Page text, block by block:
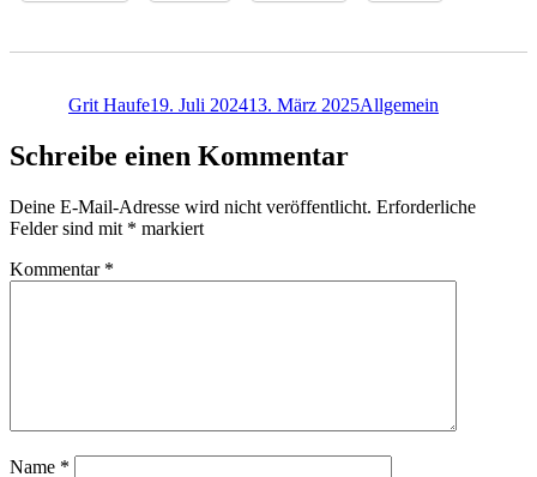
Grit Haufe19. Juli 202413. März 2025Allgemein
Schreibe einen Kommentar
Deine E-Mail-Adresse wird nicht veröffentlicht. Erforderliche
Felder sind mit * markiert
Kommentar *
Name *